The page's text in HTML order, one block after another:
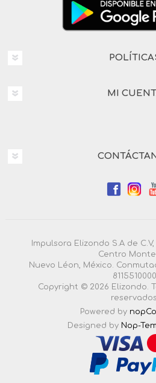
MI
Impulsora Elizondo S.A de
Centro
Nuevo Léon, México.
Copyright © 2026 Elizondo.
Powered by
Designed by Nop-